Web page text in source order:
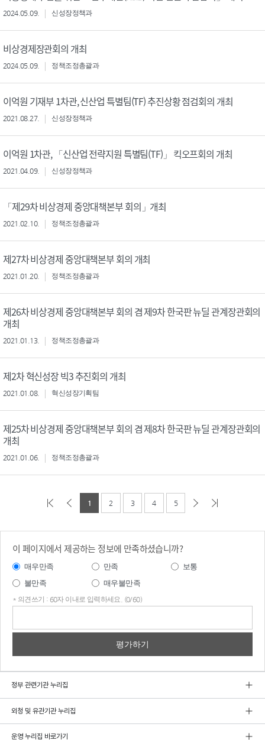
2024.05.09. 신성장정책과
비상경제장관회의 개최
2024.05.09. 정책조정총괄과
이억원 기재부 1차관, 신산업 특별팀(TF) 추진상황 점검회의 개최
2021.08.27. 신성장정책과
이억원 1차관, 「신산업 전략지원 특별팀(TF)」 킥오프회의 개최
2021.04.09. 신성장정책과
「제29차 비상경제 중앙대책본부 회의」개최
2021.02.10. 정책조정총괄과
제27차 비상경제 중앙대책본부 회의 개최
2021.01.20. 정책조정총괄과
제26차 비상경제 중앙대책본부 회의 겸 제9차 한국판 뉴딜 관계장관회의
개최
2021.01.13. 정책조정총괄과
제2차 혁신성장 빅3 추진회의 개최
2021.01.08. 혁신성장기획팀
제25차 비상경제 중앙대책본부 회의 겸 제8차 한국판 뉴딜 관계장관회의
개최
2021.01.06. 정책조정총괄과
1 2 3 4 5
이 페이지에서 제공하는 정보에 만족하셨습니까?
매우만족 만족
보통
불만족
매우불만족
* 의견쓰기 : 60자 이내로 입력하세요. (0/60)
정부 관련기관 누리집
외청 및 유관기관 누리집
운영 누리집 바로가기